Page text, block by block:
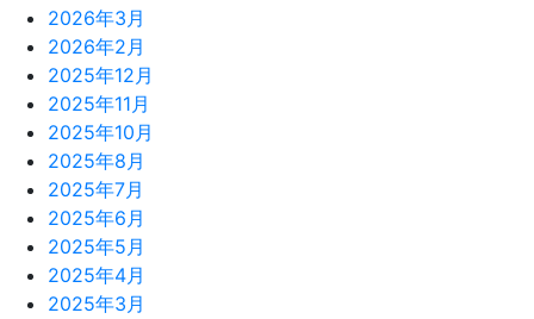
2026年3月
2026年2月
2025年12月
2025年11月
2025年10月
2025年8月
2025年7月
2025年6月
2025年5月
2025年4月
2025年3月